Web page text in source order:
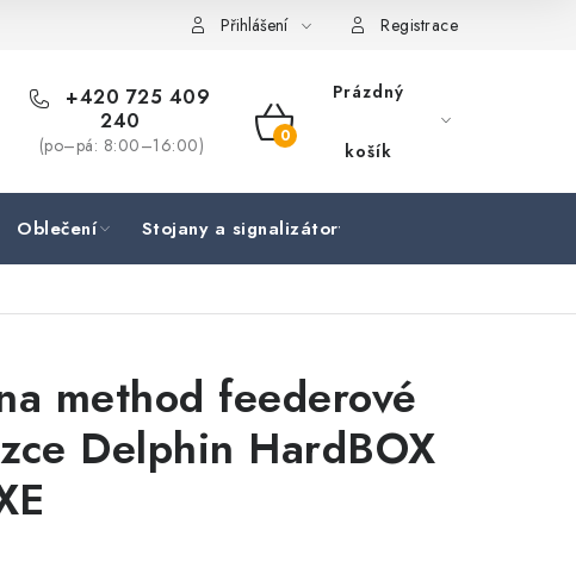
Přihlášení Registrace
+420 725 409
240
(po–pá: 8:00–16:00)
NÁKUPNÍ
Prázdný
košík
Oblečení Stojany a signalizátory
method feederové
Delphin HardBOX